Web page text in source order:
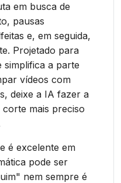
em busca de
pausas
e, em seguida,
Projetado para
simplifica a parte
vídeos com
deixe a IA fazer a
mais preciso
é excelente em
pode ser
nem sempre é